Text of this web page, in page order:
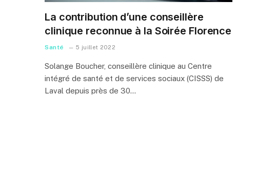
La contribution d’une conseillère
clinique reconnue à la Soirée Florence
Santé 5 juillet 2022
Solange Boucher, conseillère clinique au Centre
intégré de santé et de services sociaux (CISSS) de
Laval depuis près de 30…